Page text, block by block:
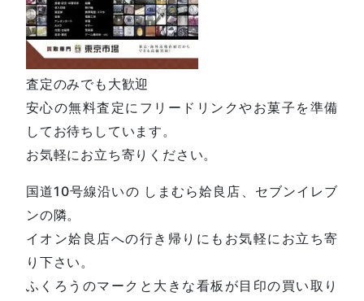
査定のみでも大歓迎
安心の無料査定にフリードリンクやお菓子を準備
してお待ちしています。
お気軽にお立ち寄りください。
国道10号線沿いの しまむら姶良店、セブンイレブ
ンの隣。
イオン姶良店への行き帰りにもお気軽にお立ち寄
り下さい。
ふくろうのマークと大きな看板が目印の買い取り